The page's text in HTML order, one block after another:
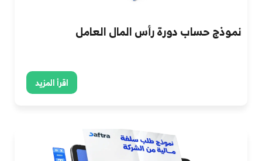
نموذج حساب دورة رأس المال العامل
اقرأ المزيد